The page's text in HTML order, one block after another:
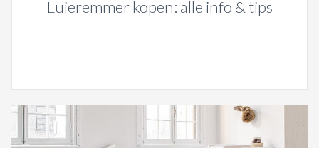
Luieremmer kopen: alle info & tips